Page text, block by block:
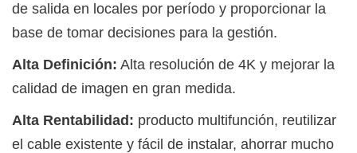
de salida en locales por período y proporcionar la
base de tomar decisiones para la gestión.
Alta Definición: Alta resolución de 4K y mejorar la
calidad de imagen en gran medida.
Alta Rentabilidad: producto multifunción, reutilizar
el cable existente y fácil de instalar, ahorrar mucho